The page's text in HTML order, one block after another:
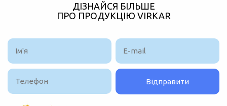
ДІЗНАЙСЯ БІЛЬШЕ
ПРО ПРОДУКЦІЮ VIRKAR